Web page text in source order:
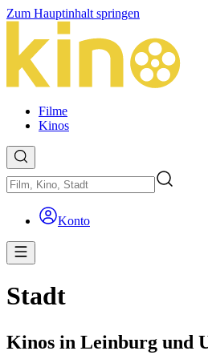
Zum Hauptinhalt springen
Filme
Kinos
Konto
Stadt
Kinos in Leinburg und